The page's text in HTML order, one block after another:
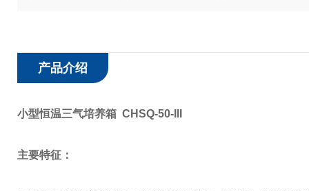
产品介绍
小型恒温三气培养箱 CHSQ-50-III
主要特征：